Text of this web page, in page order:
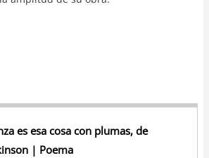
es esa cosa con plumas, de
| Poema